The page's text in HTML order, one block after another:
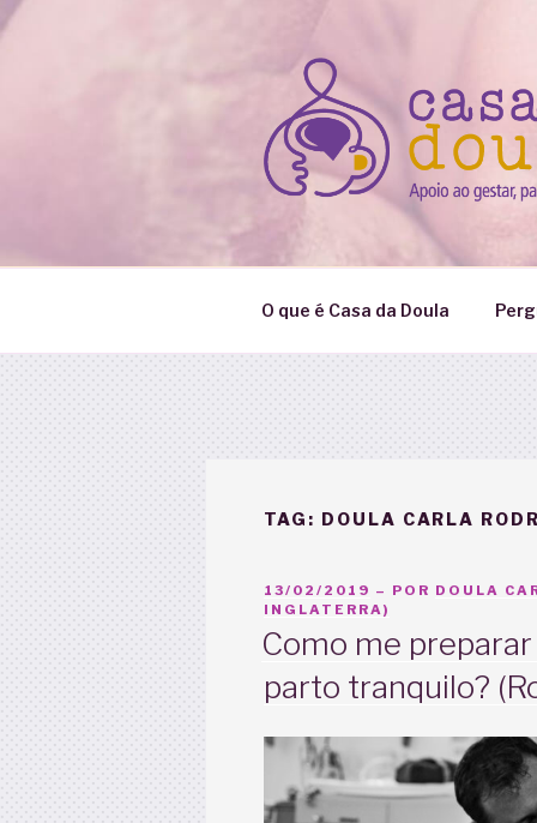
Pular
O que é Casa da Doula
TAG: DOULA CARLA
PUBLICADO
EM
13/02/2019 – POR DOULA
INGLATERRA)
Como me
parto tranquilo?